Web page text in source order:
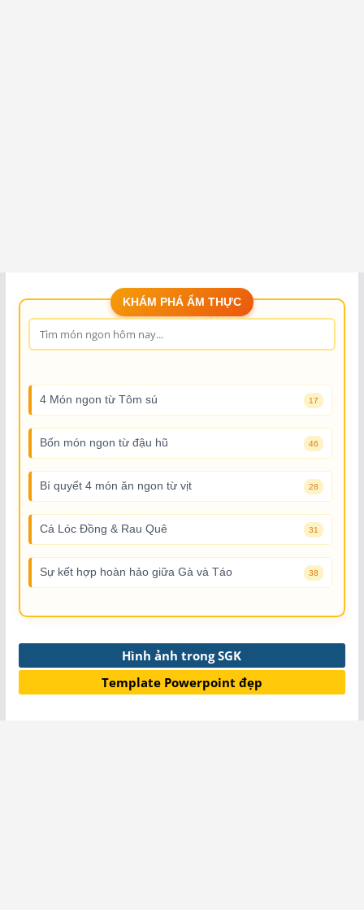
KHÁM PHÁ ẨM THỰC
4 Món ngon từ Tôm sú 17
Bốn món ngon từ đậu hũ 46
Bí quyết 4 món ăn ngon từ vịt 28
Cá Lóc Đồng & Rau Quê 31
Sự kết hợp hoàn hảo giữa Gà và Táo 38
Hình ảnh trong SGK
Template Powerpoint đẹp